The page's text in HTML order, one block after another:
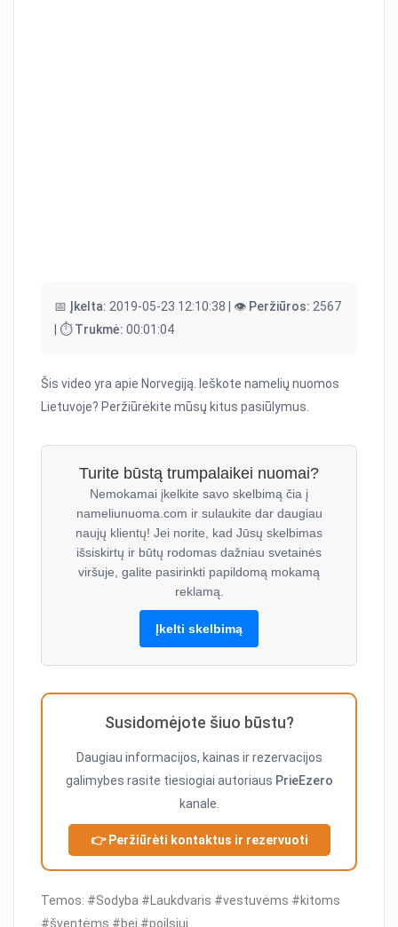
📅 Įkelta: 2019-05-23 12:10:38 | 👁️ Peržiūros: 2567
⏱️ Trukmė: 00:01:04
Šis video yra apie Norvegiją. Ieškote namelių nuomos
Lietuvoje? Peržiūrėkite mūsų kitus pasiūlymus.
Turite būstą trumpalaikei nuomai?
Nemokamai įkelkite savo skelbimą čia į
nameliunuoma.com ir sulaukite dar daugiau
naujų klientų! Jei norite, kad Jūsų skelbimas
išsiskirtų ir būtų rodomas dažniau svetainės
viršuje, galite pasirinkti papildomą mokamą
reklamą.
Įkelti skelbimą
Susidomėjote šiuo būstu?
Daugiau informacijos, kainas ir rezervacijos
galimybes rasite tiesiogiai autoriaus PrieEzero
kanale.
👉 Peržiūrėti kontaktus ir rezervuoti
Temos: #Sodyba #Laukdvaris #vestuvėms #kitoms
#šventėms #bei #poilsiui